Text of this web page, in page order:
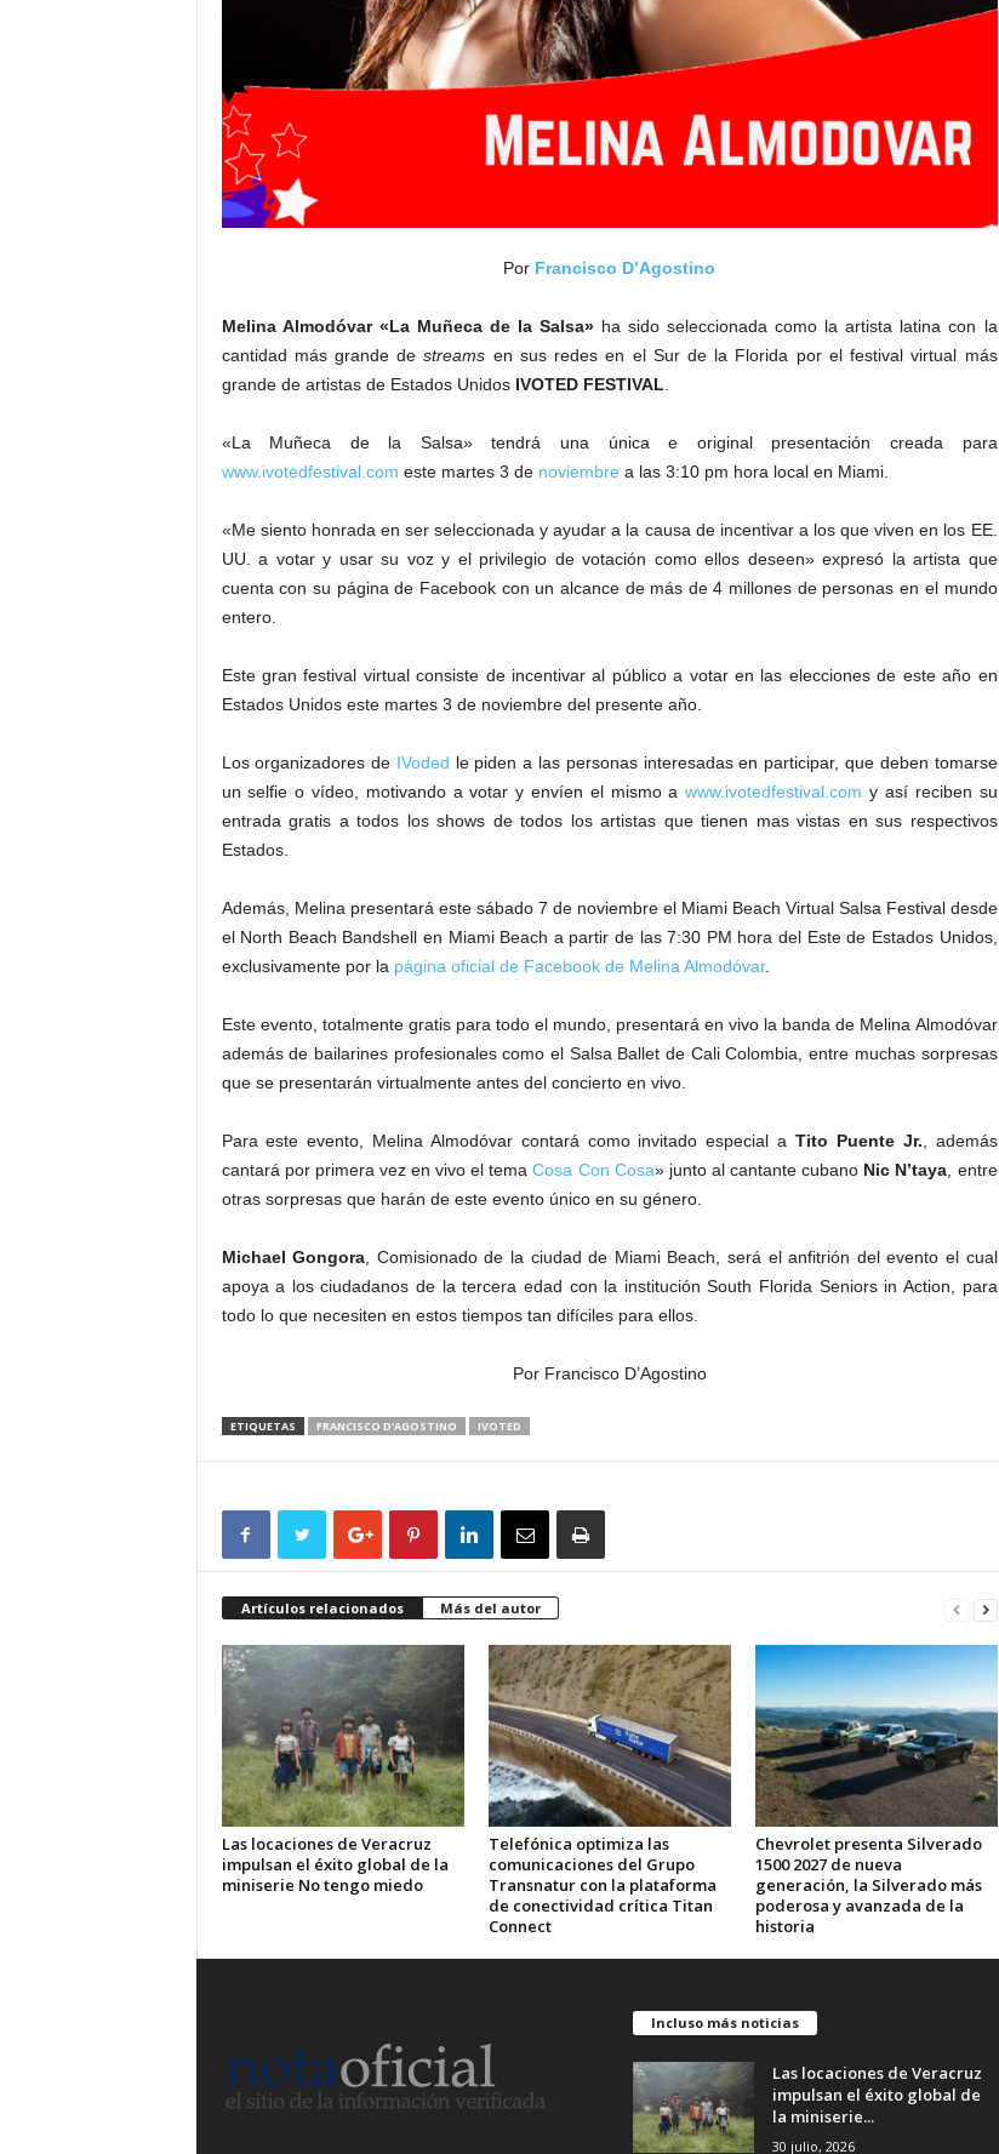
Por Francisco D’Agostino
Melina Almodóvar «La Muñeca de la Salsa»ha sido seleccionada como la artista latina con la
cantidad más grande destreams en sus redes en el Sur de la Florida por el festival virtual más
grande de artistas de Estados Unidos IVOTED FESTIVAL
«La Muñeca de la Salsa» tendrá una única e original presentación creada para
www.ivotedfestival.com este martes 3 de noviembre a las 3:10 pm hora local en Miami.
«Me siento honrada en ser seleccionada y ayudar a la causa de incentivar a los que viven en los EE.
UU. a votar y usar su voz y el privilegio de votación como ellos deseen» expresó la artista que
cuenta con su página de Facebook con un alcance de más de 4 millones de personas en el mundo
entero.
Este gran festival virtual consiste de incentivar al público a votar en las elecciones de este año en
Estados Unidos este martes 3 de noviembre del presente año.
Los organizadores de IVoded le piden a las personas interesadas en participar, que deben tomarse
un selfie o vídeo, motivando a votar y envíen el mismo awww.ivotedfestival.com y así reciben su
entrada gratis a todos los shows de todos los artistas que tienen mas vistas en sus respectivos
Estados.
Además, Melina presentará este sábado 7 de noviembre el Miami Beach Virtual Salsa Festival desde
el North Beach Bandshell en Miami Beach a partir de las 7:30 PM hora del Este de Estados Unidos,
exclusivamente por la página oficial de Facebook de Melina Almodóvar.
Este evento, totalmente gratis para todo el mundo, presentará en vivo la banda de Melina Almodóvar
además de bailarines profesionales como el Salsa Ballet de Cali Colombia, entre muchas sorpresas
que se presentarán virtualmente antes del concierto en vivo.
Para este evento, Melina Almodóvar contará como invitado especial a Tito Puente Jr. , además
cantará por primera vez en vivo el temaCosa Con Cosa» junto al cantante cubano Nic N’taya , entre
otras sorpresas que harán de este evento único en su género.
Michael Gongora , Comisionado de la ciudad de Miami Beach, será el anfitrión del evento el cual
apoya a los ciudadanos de la tercera edad con la institución South Florida Seniors in Action, para
todo lo que necesiten en estos tiempos tan difíciles para ellos.
Por Francisco D’Agostino
ETIQUETAS FRANCISCO D'AGOSTINO IVOTED
Artículos relacionados Más del autor
Las locaciones de Veracruz
impulsan el éxito global de la
miniserie No tengo miedo
Telefónica optimiza las
comunicaciones del Grupo
Transnatur con la plataforma
de conectividad crítica Titan
Connect
Chevrolet presenta Silverado
1500 2027 de nueva
generación, la Silverado más
poderosa y avanzada de la
historia
Incluso más noticias
Las locaciones de Veracruz
impulsan el éxito global de
la miniserie...
30 julio, 2026